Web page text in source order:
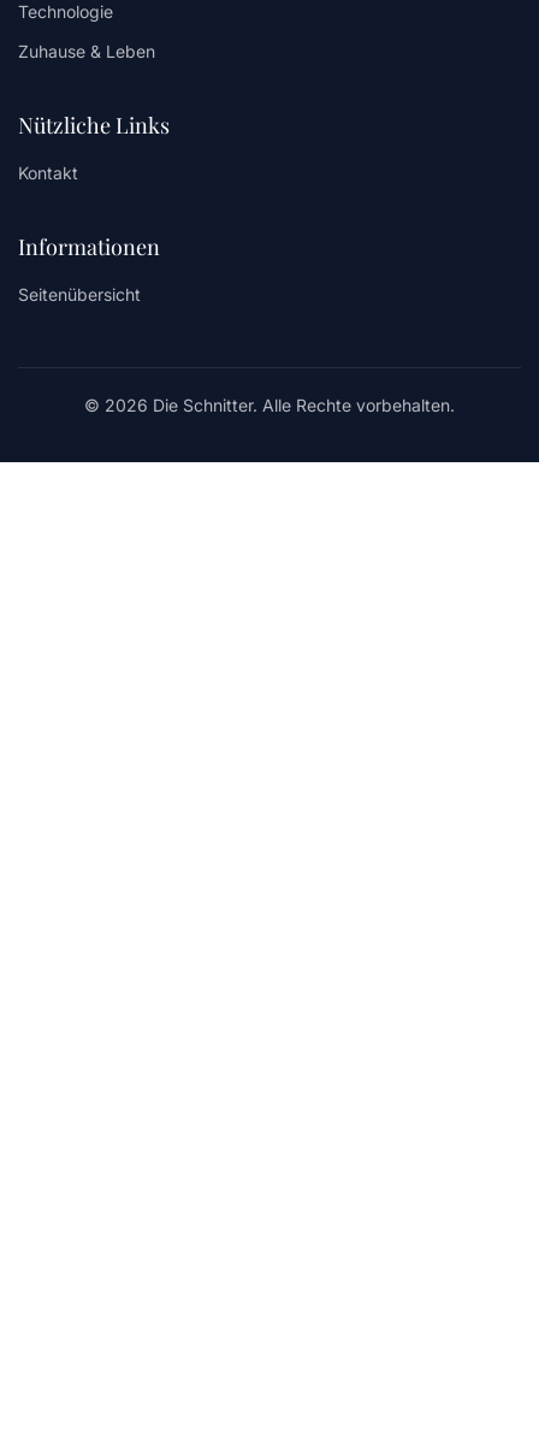
Technologie
Zuhause & Leben
Nützliche Links
Kontakt
Informationen
Seitenübersicht
© 2026 Die Schnitter. Alle Rechte vorbehalten.